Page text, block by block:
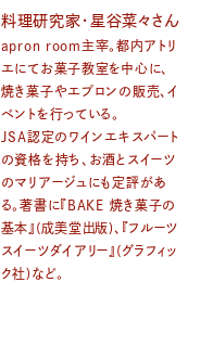
料理研究家・星谷菜々さん
apron room主宰。都内アトリ
エにてお菓子教室を中心に、
焼き菓子やエプロンの販売、イ
ベントを行っている。
JSA認定のワインエキスパート
の資格を持ち、お酒とスイーツ
のマリアージュにも定評があ
る。著書に『BAKE 焼き菓子の
基本』(成美堂出版)、『フルーツ
スイーツダイアリー』(グラフィッ
ク社)など。